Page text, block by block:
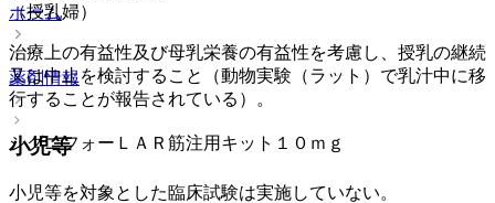
ホーム
薬剤情報
シグニフォーＬＡＲ筋注用キット１０ｍｇ
（授乳婦）
治療上の有益性及び母乳栄養の有益性を考慮し、授乳の継続
又は中止を検討すること（動物実験（ラット）で乳汁中に移
行することが報告されている）。
小児等
小児等を対象とした臨床試験は実施していない。